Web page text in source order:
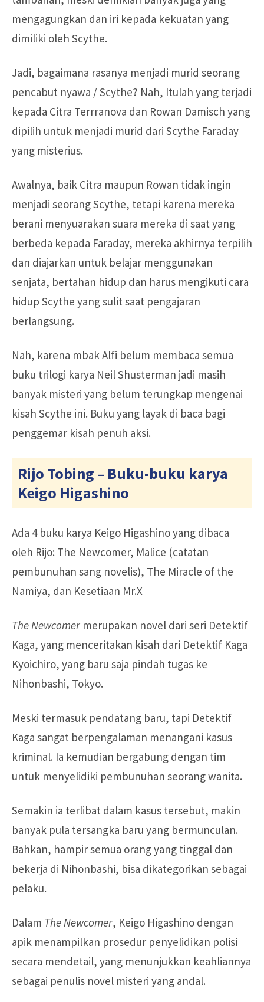
mengagungkan dan iri kepada kekuatan yang
dimiliki oleh Scythe.
Jadi, bagaimana rasanya menjadi murid seorang
pencabut nyawa / Scythe? Nah, Itulah yang terjadi
kepada Citra Terrranova dan Rowan Damisch yang
dipilih untuk menjadi murid dari Scythe Faraday
yang misterius.
Awalnya, baik Citra maupun Rowan tidak ingin
menjadi seorang Scythe, tetapi karena mereka
berani menyuarakan suara mereka di saat yang
berbeda kepada Faraday, mereka akhirnya terpilih
dan diajarkan untuk belajar menggunakan
senjata, bertahan hidup dan harus mengikuti cara
hidup Scythe yang sulit saat pengajaran
berlangsung.
Nah, karena mbak Alfi belum membaca semua
buku trilogi karya Neil Shusterman jadi masih
banyak misteri yang belum terungkap mengenai
kisah Scythe ini. Buku yang layak di baca bagi
penggemar kisah penuh aksi.
Rijo Tobing – Buku-buku karya
Keigo Higashino
Ada 4 buku karya Keigo Higashino yang dibaca
oleh Rijo: The Newcomer, Malice (catatan
pembunuhan sang novelis), The Miracle of the
Namiya, dan Kesetiaan Mr.X
The Newcomer merupakan novel dari seri Detektif
Kaga, yang menceritakan kisah dari Detektif Kaga
Kyoichiro, yang baru saja pindah tugas ke
Nihonbashi, Tokyo.
Meski termasuk pendatang baru, tapi Detektif
Kaga sangat berpengalaman menangani kasus
kriminal. Ia kemudian bergabung dengan tim
untuk menyelidiki pembunuhan seorang wanita.
Semakin ia terlibat dalam kasus tersebut, makin
banyak pula tersangka baru yang bermunculan.
Bahkan, hampir semua orang yang tinggal dan
bekerja di Nihonbashi, bisa dikategorikan sebagai
pelaku.
Dalam The Newcomer, Keigo Higashino dengan
apik menampilkan prosedur penyelidikan polisi
secara mendetail, yang menunjukkan keahliannya
sebagai penulis novel misteri yang andal.